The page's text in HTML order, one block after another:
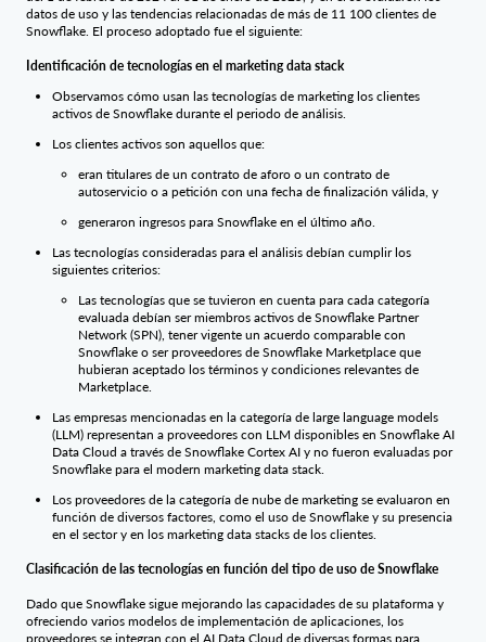
datos de uso y las tendencias relacionadas de más de 11 100 clientes de
Snowflake. El proceso adoptado fue el siguiente:
Identificación de tecnologías en el marketing data stack
Observamos cómo usan las tecnologías de marketing los clientes
activos de Snowflake durante el periodo de análisis.
Los clientes activos son aquellos que:
eran titulares de un contrato de aforo o un contrato de
autoservicio o a petición con una fecha de finalización válida, y
generaron ingresos para Snowflake en el último año.
Las tecnologías consideradas para el análisis debían cumplir los
siguientes criterios:
Las tecnologías que se tuvieron en cuenta para cada categoría
evaluada debían ser miembros activos de Snowflake Partner
Network (SPN), tener vigente un acuerdo comparable con
Snowflake o ser proveedores de Snowflake Marketplace que
hubieran aceptado los términos y condiciones relevantes de
Marketplace.
Las empresas mencionadas en la categoría de large language models
(LLM) representan a proveedores con LLM disponibles en Snowflake AI
Data Cloud a través de Snowflake Cortex AI y no fueron evaluadas por
Snowflake para el modern marketing data stack.
Los proveedores de la categoría de nube de marketing se evaluaron en
función de diversos factores, como el uso de Snowflake y su presencia
en el sector y en los marketing data stacks de los clientes.
Clasificación de las tecnologías en función del tipo de uso de Snowflake
Dado que Snowflake sigue mejorando las capacidades de su plataforma y
ofreciendo varios modelos de implementación de aplicaciones, los
proveedores se integran con el AI Data Cloud de diversas formas para